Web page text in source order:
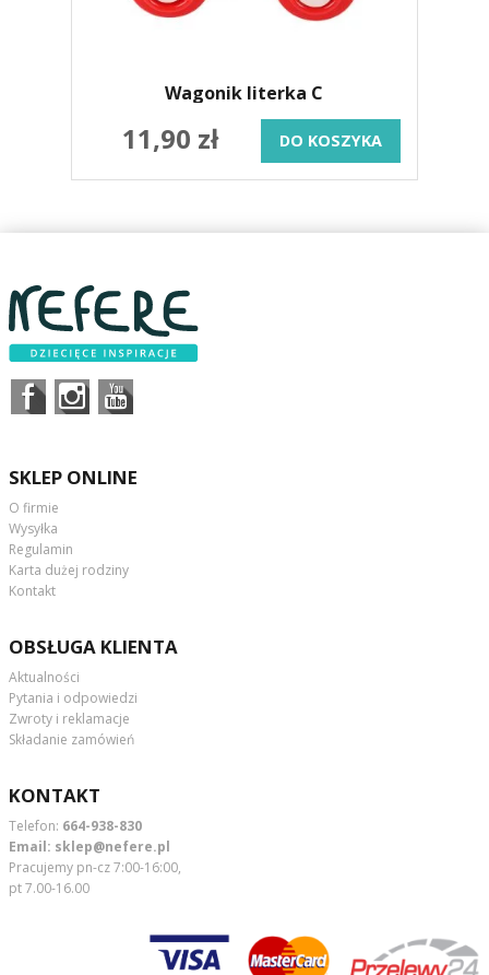
Wagonik literka C
11,90 zł DO KOSZYKA
SKLEP ONLINE
O firmie
Wysyłka
Regulamin
Karta dużej rodziny
Kontakt
OBSŁUGA KLIENTA
Aktualności
Pytania i odpowiedzi
Zwroty i reklamacje
Składanie zamówień
KONTAKT
Telefon: 664-938-830
Email: sklep@nefere.pl
Pracujemy pn-cz 7:00-16:00,
pt 7.00-16.00